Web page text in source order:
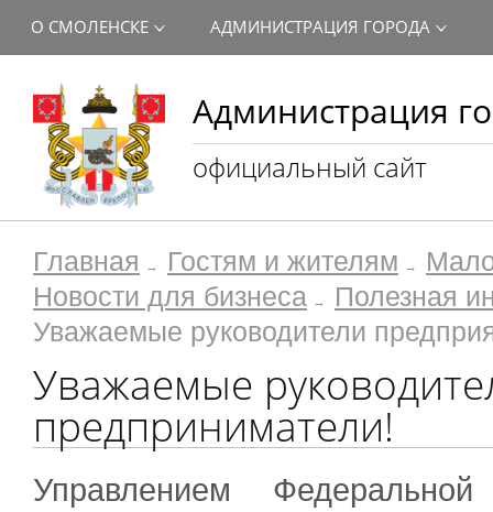
Администрация
официальный сайт
О СМОЛЕНСКЕ АДМИНИСТРАЦИЯ ГОРОДА
Главная Гостям и жителям
Новости для бизнеса
Полезная
Уважаемые руководители
Уважаемые
предприниматели!
Управлением